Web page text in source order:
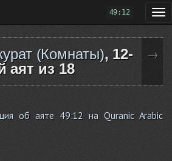
49:12
(Комнаты), 12-
аят из 18
→
об аяте 49:12 на Quranic Arabic